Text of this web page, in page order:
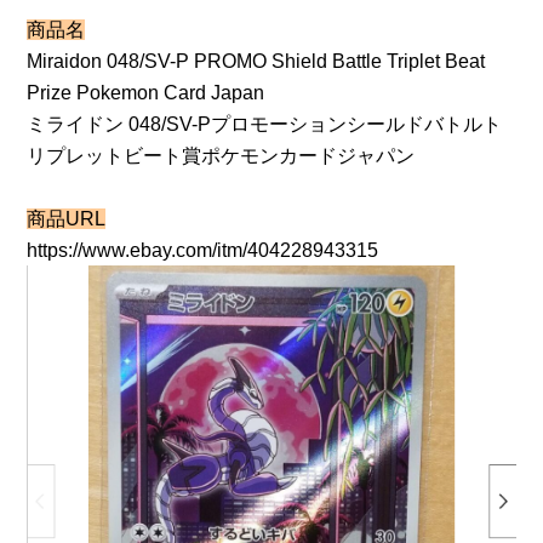
商品名
Miraidon 048/SV-P PROMO Shield Battle Triplet Beat
Prize Pokemon Card Japan
ミライドン 048/SV-Pプロモーションシールドバトルト
リプレットビート賞ポケモンカードジャパン
商品URL
https://www.ebay.com/itm/404228943315